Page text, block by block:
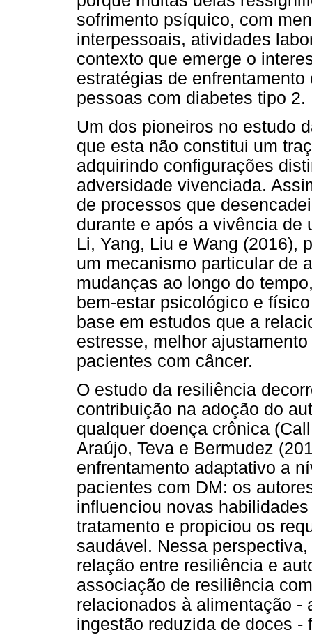
sofrimento psíquico, com
interpessoais, atividades
contexto que emerge o
estratégias de
pessoas com diabetes tipo 2.
Um dos pioneiros no estudo
que esta não constitui um
adquirindo configurações
adversidade vivenciada.
de processos que
durante e após a vivência de
Li, Yang, Liu e Wang (2016),
um mecanismo particular de
mudanças ao longo do
bem-estar psicológico e
base em estudos que a
estresse, melhor
pacientes com câncer.
O estudo da resiliência
contribuição na adoção do
qualquer doença crônica
Araújo, Teva e Bermudez
enfrentamento adaptativo a
pacientes com DM: os
influenciou novas
tratamento e propiciou os
saudável. Nessa
relação entre resiliência e
associação de resiliência
relacionados à alimentação -
ingestão reduzida de doces